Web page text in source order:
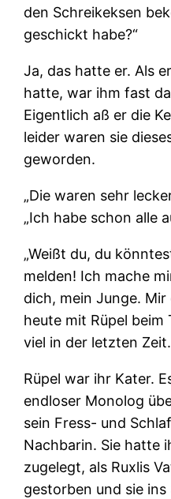
den Schreikeksen
geschickt habe?“
Ja, das hatte er. Als
hatte, war ihm fast
Eigentlich aß er die
leider waren sie
geworden.
„Die waren sehr
„Ich habe schon alle
„Weißt du, du
melden! Ich mache
dich, mein Junge. Mir
heute mit Rüpel
viel in der letzten
Rüpel war ihr Kater.
endloser Monolog
sein Fress- und
Nachbarin. Sie hatte
zugelegt, als Ruxlis
gestorben und sie